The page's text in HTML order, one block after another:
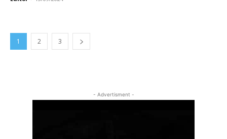
1 2 3
- Advertisment -